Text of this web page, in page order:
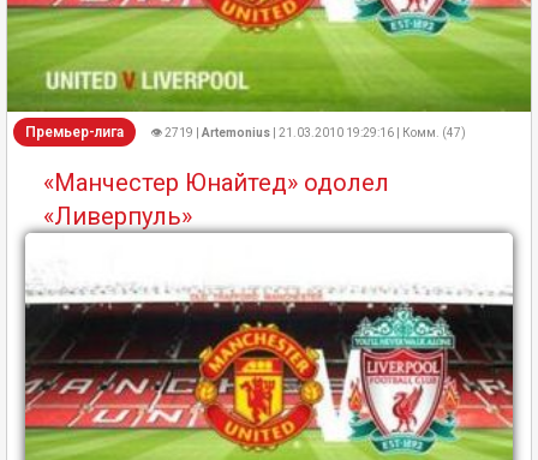
Премьер-лига 👁 2719 | Artemonius | 21.03.2010 19:29:16 | Комм. (47)
«Манчестер Юнайтед» одолел
«Ливерпуль»